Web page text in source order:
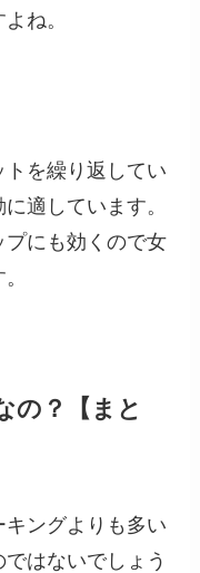
ね。
を繰り返してい
適しています。
プにも効くので女
の？【まと
ングよりも多い
はないでしょう